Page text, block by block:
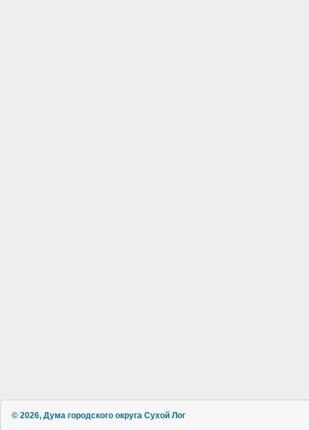
© 2026, Дума городского округа Сухой Лог